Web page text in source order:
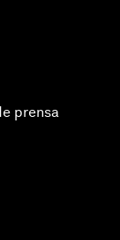
prensa